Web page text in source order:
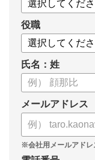
から、現在の活用方
役職
氏名：姓
メールアドレス